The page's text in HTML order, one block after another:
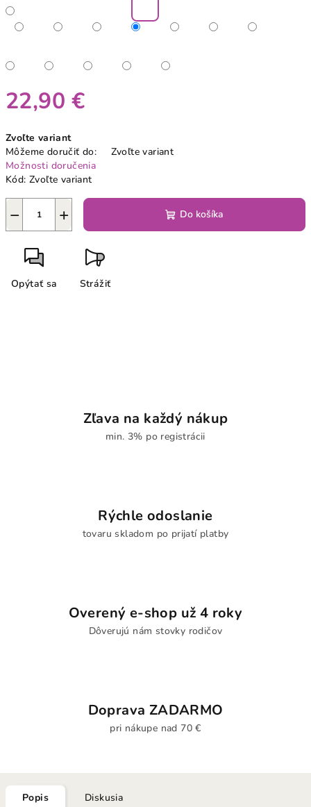
22,90 €
cena:
Zvoľte variant
Môžeme doručiť do:
Zvoľte variant
Možnosti doručenia
Kód: Zvoľte variant
+
− Do košíka
Opýtať sa Strážiť
Zľava na každý nákup
min. 3% po registrácii
Rýchle odoslanie
tovaru skladom po prijatí platby
Overený e-shop už 4 roky
Dôverujú nám stovky rodičov
Doprava ZADARMO
pri nákupe nad 70 €
Popis Diskusia